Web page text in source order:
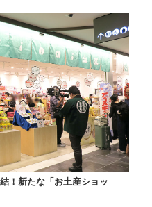
！新たな「お土産ショッ